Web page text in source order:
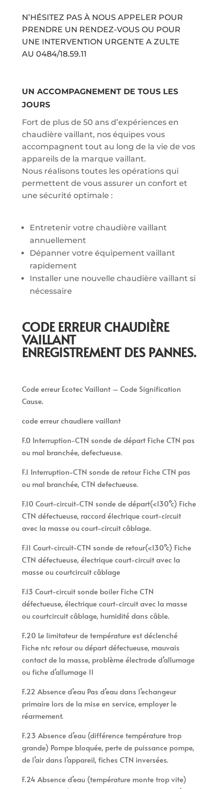
N’HÉSITEZ PAS À NOUS APPELER POUR
PRENDRE UN RENDEZ-VOUS OU POUR
UNE INTERVENTION URGENTE A ZULTE
AU 0484/18.59.11
UN ACCOMPAGNEMENT DE TOUS LES
JOURS
Fort de plus de 50 ans d’expériences en
chaudière vaillant, nos équipes vous
accompagnent tout au long de la vie de vos
appareils de la marque vaillant.
Nous réalisons toutes les opérations qui
permettent de vous assurer un confort et
une sécurité optimale :
Entretenir votre chaudière vaillant
annuellement
Dépanner votre équipement vaillant
rapidement
Installer une nouvelle chaudière vaillant si
nécessaire
CODE ERREUR CHAUDIÈRE
VAILLANT
ENREGISTREMENT DES PANNES.
Code erreur Ecotec Vaillant – Code Signification
Cause.
code erreur chaudiere vaillant
F.0 Interruption-CTN sonde de départ Fiche CTN pas
ou mal branchée, defectueuse.
F.1 Interruption-CTN sonde de retour Fiche CTN pas
ou mal branchée, CTN defectueuse.
F.10 Court-circuit-CTN sonde de départ(<130°c) Fiche
CTN défectueuse, raccord électrique court-circuit
avec la masse ou court-circuit câblage.
F.11 Court-circuit-CTN sonde de retour(<130°c) Fiche
CTN défectueuse, électrique court-circuit avec la
masse ou courtcircuit câblage
F.13 Court-circuit sonde boiler Fiche CTN
défectueuse, électrique court-circuit avec la masse
ou courtcircuit câblage, humidité dans câble.
F.20 Le limitateur de température est déclenché
Fiche ntc retour ou départ défectueuse, mauvais
contact de la masse, problème électrode d’allumage
ou fiche d’allumage 11
F.22 Absence d’eau Pas d’eau dans l’echangeur
primaire lors de la mise en service, employer le
réarmement.
F.23 Absence d’eau (différence température trop
grande) Pompe bloquée, perte de puissance pompe,
de l’air dans l’appareil, fiches CTN inversées.
F.24 Absence d’eau (température monte trop vite)